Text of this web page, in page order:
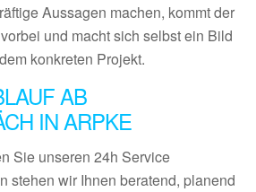
Aussagen machen, kommt der
und macht sich selbst ein Bild
konkreten Projekt.
AB
IN ARPKE
Sie unseren 24h Service
stehen wir Ihnen beratend, planend